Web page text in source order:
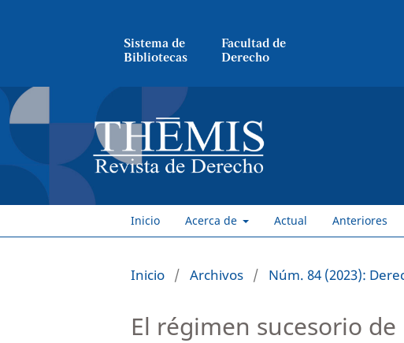
Sistema de
Bibliotecas
Facultad de
Derecho
Inicio Acerca de Actual Anteriores
Inicio / Archivos / Núm. 84 (2023):
El régimen sucesorio de